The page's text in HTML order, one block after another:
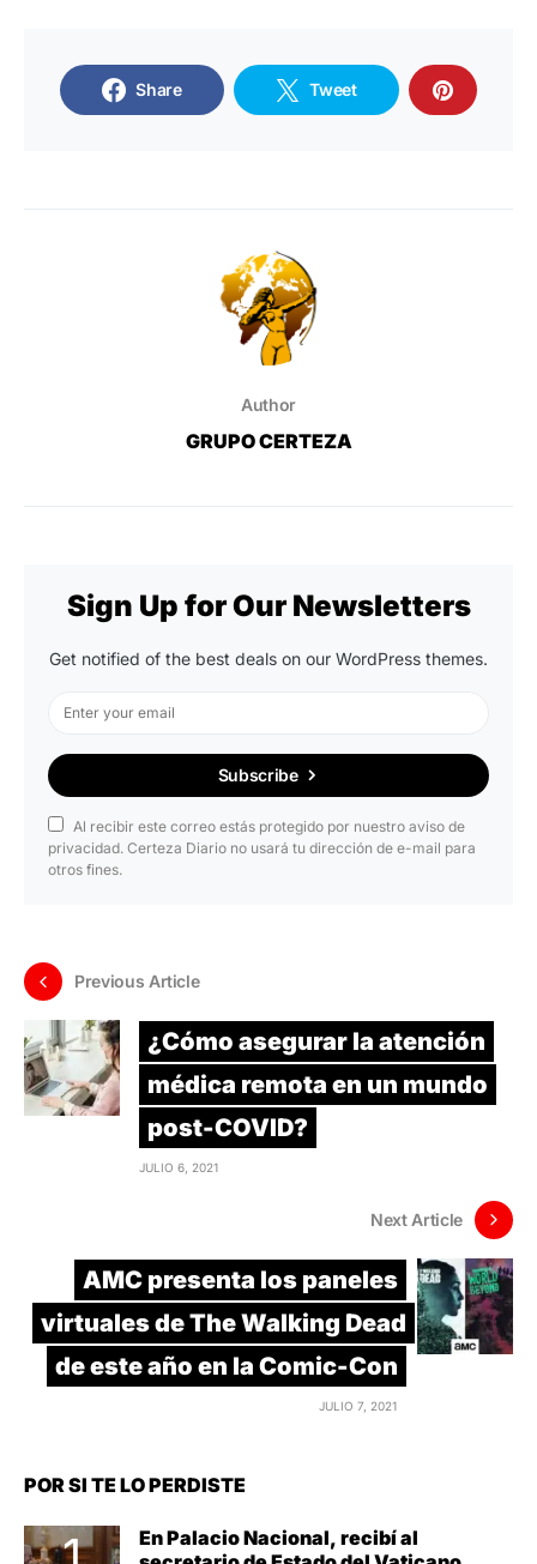
Share Tweet
Author
GRUPO CERTEZA
Sign Up for Our Newsletters
Get notified of the best deals on our WordPress themes.
Subscribe
Al recibir este correo estás protegido por nuestro aviso de
privacidad. Certeza Diario no usará tu dirección de e-mail para
otros fines.
Previous Article
¿Cómo asegurar la atención
médica remota en un mundo
post-COVID?
JULIO 6, 2021
Next Article
AMC presenta los paneles
virtuales de The Walking Dead
de este año en la Comic-Con
JULIO 7, 2021
POR SI TE LO PERDISTE
En Palacio Nacional, recibí al